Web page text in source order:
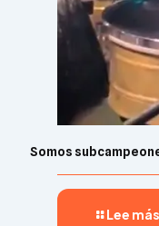
Somos
Lee más